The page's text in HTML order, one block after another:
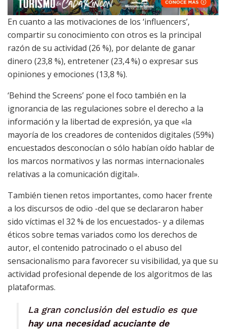
En cuanto a las motivaciones de los ‘influencers’,
compartir su conocimiento con otros es la principal
razón de su actividad (26 %), por delante de ganar
dinero (23,8 %), entretener (23,4 %) o expresar sus
opiniones y emociones (13,8 %).
‘Behind the Screens’ pone el foco también en la
ignorancia de las regulaciones sobre el derecho a la
información y la libertad de expresión, ya que «la
mayoría de los creadores de contenidos digitales (59%)
encuestados desconocían o sólo habían oído hablar de
los marcos normativos y las normas internacionales
relativas a la comunicación digital».
También tienen retos importantes, como hacer frente
a los discursos de odio -del que se declararon haber
sido víctimas el 32 % de los encuestados- y a dilemas
éticos sobre temas variados como los derechos de
autor, el contenido patrocinado o el abuso del
sensacionalismo para favorecer su visibilidad, ya que su
actividad profesional depende de los algoritmos de las
plataformas.
La gran conclusión del estudio es que
hay una necesidad acuciante de